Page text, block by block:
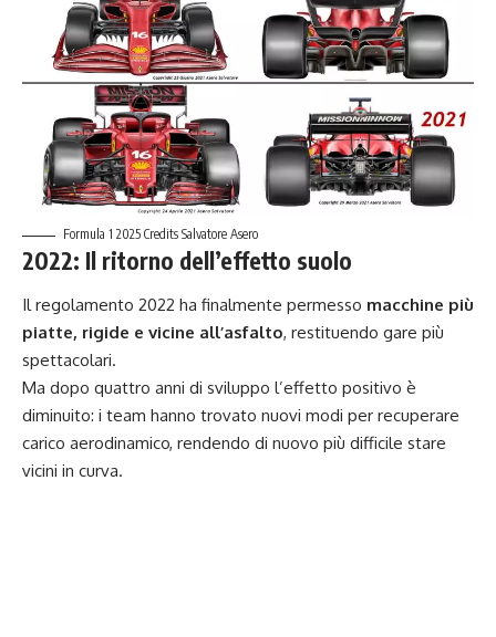
Formula 1 2025 Credits Salvatore Asero
2022: Il ritorno dell’effetto suolo
Il regolamento 2022 ha finalmente permesso macchine più
piatte, rigide e vicine all’asfalto, restituendo gare più
spettacolari.
Ma dopo quattro anni di sviluppo l’effetto positivo è
diminuito: i team hanno trovato nuovi modi per recuperare
carico aerodinamico, rendendo di nuovo più difficile stare
vicini in curva.